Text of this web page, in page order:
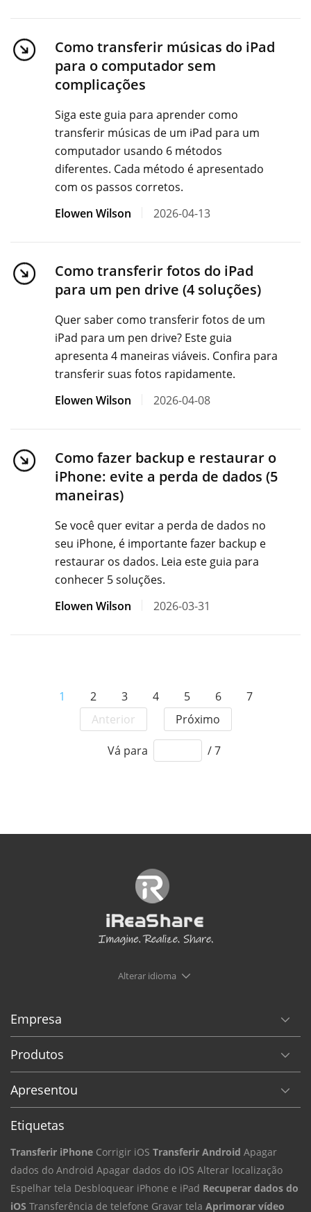
Como transferir músicas do iPad
para o computador sem
complicações
Siga este guia para aprender como
transferir músicas de um iPad para um
computador usando 6 métodos
diferentes. Cada método é apresentado
com os passos corretos.
Elowen Wilson
2026-04-13
Como transferir fotos do iPad
para um pen drive (4 soluções)
Quer saber como transferir fotos de um
iPad para um pen drive? Este guia
apresenta 4 maneiras viáveis. Confira para
transferir suas fotos rapidamente.
Elowen Wilson
2026-04-08
Como fazer backup e restaurar o
iPhone: evite a perda de dados (5
maneiras)
Se você quer evitar a perda de dados no
seu iPhone, é importante fazer backup e
restaurar os dados. Leia este guia para
conhecer 5 soluções.
Elowen Wilson
2026-03-31
Anterior
1 2 3 4 5 6
7
Próximo
Vá para / 7
Alterar idioma
Empresa
Produtos
Apresentou
Etiquetas
Transferir iPhone Corrigir iOS Transferir Android Apagar
dados do Android Apagar dados do iOS Alterar localização
Espelhar tela Desbloquear iPhone e iPad Recuperar dados do
iOS Transferência de telefone Gravar tela Aprimorar vídeo